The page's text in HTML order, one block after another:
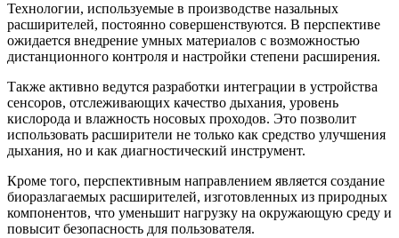
Технологии, используемые в производстве назальных
расширителей, постоянно совершенствуются. В перспективе
ожидается внедрение умных материалов с возможностью
дистанционного контроля и настройки степени расширения.
Также активно ведутся разработки интеграции в устройства
сенсоров, отслеживающих качество дыхания, уровень
кислорода и влажность носовых проходов. Это позволит
использовать расширители не только как средство улучшения
дыхания, но и как диагностический инструмент.
Кроме того, перспективным направлением является создание
биоразлагаемых расширителей, изготовленных из природных
компонентов, что уменьшит нагрузку на окружающую среду и
повысит безопасность для пользователя.